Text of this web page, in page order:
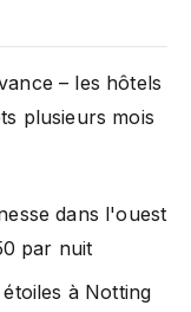
– les hôtels
plusieurs mois
dans l'ouest
par nuit
à Notting